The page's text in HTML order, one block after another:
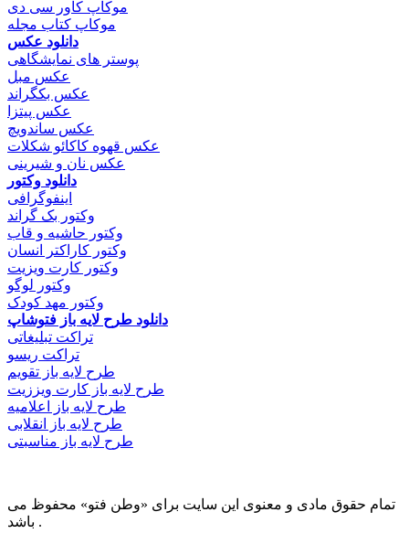
موکاپ کاور سی دی
موکاپ کتاب مجله
دانلود عکس
پوستر های نمایشگاهی
عکس مبل
عکس بکگراند
عکس پیتزا
عکس ساندویچ
عکس قهوه کاکائو شکلات
عکس نان و شیرینی
دانلود وکتور
اینفوگرافی
وکتور بک گراند
وکتور حاشیه و قاب
وکتور کاراکتر انسان
وکتور کارت ویزیت
وکتور لوگو
وکتور مهد کودک
دانلود طرح لایه باز فتوشاپ
تراکت تبلیغاتی
تراکت ریسو
طرح لایه باز تقویم
طرح لایه باز کارت ویززیت
طرح لایه باز اعلامیه
طرح لایه باز انقلابی
طرح لایه باز مناسبتی
تمام حقوق مادی و معنوی این سایت برای «وطن فتو» محفوظ می
باشد .